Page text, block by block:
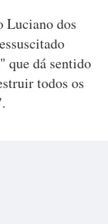
Luciano dos
que dá sentido
todos os